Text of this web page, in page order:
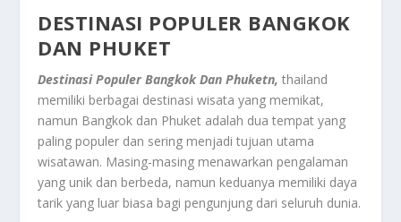
DESTINASI POPULER BANGKOK
DAN PHUKET
Destinasi Populer Bangkok Dan Phuketn,thailand
memiliki berbagai destinasi wisata yang memikat,
namun Bangkok dan Phuket adalah dua tempat yang
paling populer dan sering menjadi tujuan utama
wisatawan. Masing-masing menawarkan pengalaman
yang unik dan berbeda, namun keduanya memiliki daya
tarik yang luar biasa bagi pengunjung dari seluruh dunia.